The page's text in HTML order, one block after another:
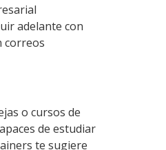
adelante con
correos
o cursos de
de estudiar
te sugiere